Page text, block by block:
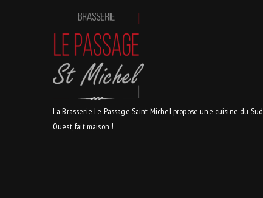
La Brasserie Le Passage Saint Michel propose une cuisine du Sud
Ouest, fait maison !